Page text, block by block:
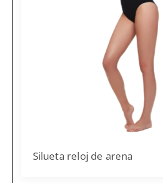
Silueta reloj de arena